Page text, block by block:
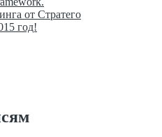
от Стратего
год!